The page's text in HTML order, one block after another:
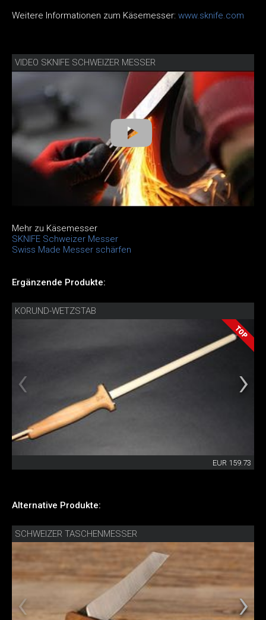
Weitere Informationen zum Käsemesser: www.sknife.com
VIDEO SKNIFE SCHWEIZER MESSER
Mehr zu Käsemesser
SKNIFE Schweizer Messer
Swiss Made Messer schärfen
Ergänzende Produkte:
KORUND-WETZSTAB
EUR 159.73
Alternative Produkte:
SCHWEIZER TASCHENMESSER